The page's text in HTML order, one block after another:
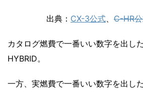
出典： CX-3公式 C-HR
カタログ燃費で一番いい数字を出した
HYBRID。
一方、実燃費で一番いい数字を出し